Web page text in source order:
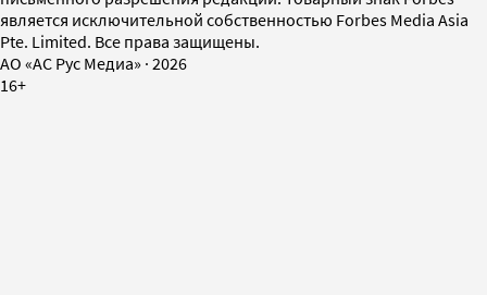
является исключительной собственностью Forbes Media Asia
Pte. Limited. Все права защищены.
AO «АС Рус Медиа» · 2026
16+